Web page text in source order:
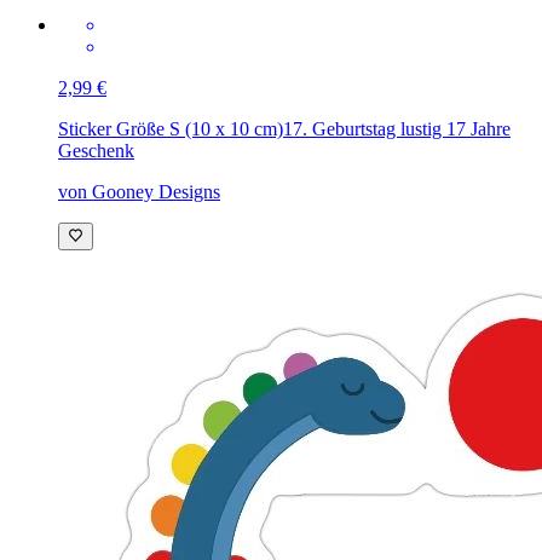
2,99 €
Sticker Größe S (10 x 10 cm)17. Geburtstag lustig 17 Jahre
Geschenk
von Gooney Designs